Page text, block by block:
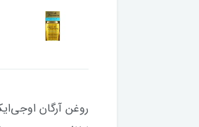
روغن آرگان